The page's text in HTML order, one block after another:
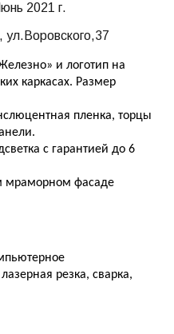
2021 г.
ул.Воровского,37
и логотип на
каркасах. Размер
пленка, торцы
с гарантией до 6
мраморном фасаде
резка, сварка,